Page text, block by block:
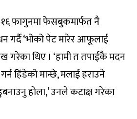
फागुनमा फेसबुकमार्फत नै
गर्दै ‘भोको पेट मारेर आफूलाई
गरेका थिए । ‘हामी त तपाईंकै मदन
हिंडेको मान्छे, मलाई हराउने
होला,’ उनले कटाक्ष गरेका